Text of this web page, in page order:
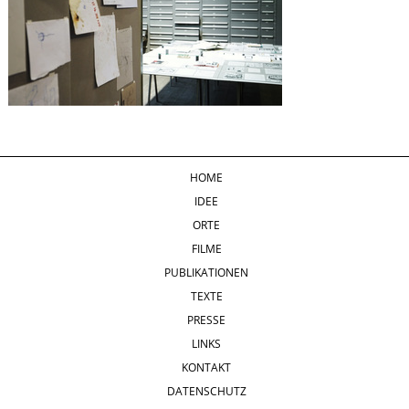
HOME
IDEE
ORTE
FILME
PUBLIKATIONEN
TEXTE
PRESSE
LINKS
KONTAKT
DATENSCHUTZ